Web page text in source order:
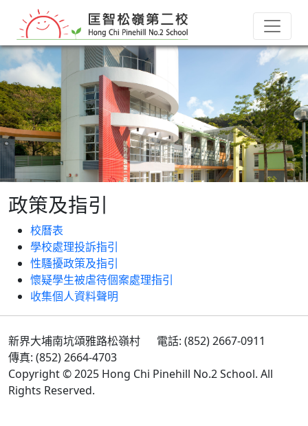
政策及指引
校曆表
學校處理投訴指引
性騷擾政策及指引
懷疑學生被虐待個案處理指引
收集個人資料聲明
新界大埔南坑頌雅路松嶺村
電話: (852) 2667-0911
傳真: (852) 2664-4703
Copyright © 2025 Hong Chi Pinehill No.2 School. All
Rights Reserved.